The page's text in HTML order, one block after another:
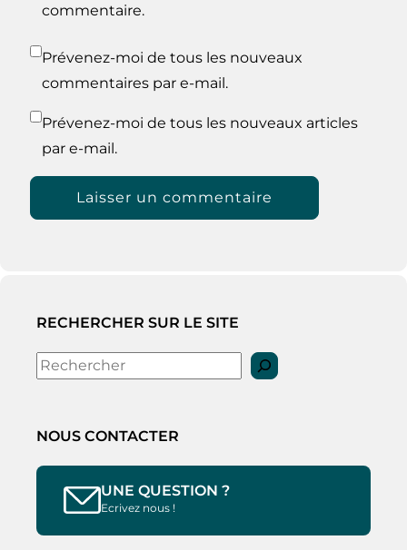
commentaire.
Prévenez-moi de tous les nouveaux
commentaires par e-mail.
Prévenez-moi de tous les nouveaux articles
par e-mail.
RECHERCHER SUR LE SITE
Rechercher
NOUS CONTACTER
UNE QUESTION ?
Ecrivez nous !